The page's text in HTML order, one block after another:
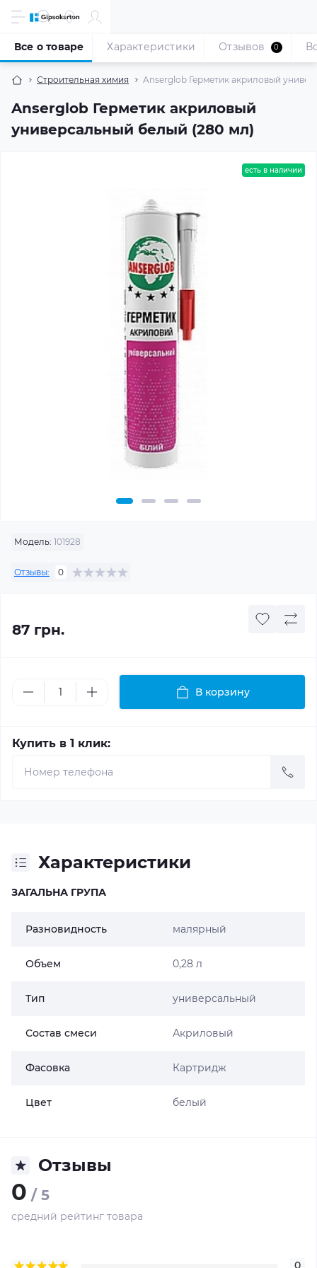
Строительная химия Anserglob Герметик акриловый
Anserglob Герметик акриловый
универсальный белый (280 мл)
Все о товаре Характеристики Отзывов 0
есть в наличии
Модель: 101928
Отзывы: 0
87 грн.
В корзину
Купить в 1 клик:
Характеристики
ЗАГАЛЬНА ГРУПА
Разновидность малярный
Объем 0,28 л
Тип универсальный
Состав смеси Акриловый
Фасовка Картридж
Цвет белый
Отзывы
0 / 5
средний рейтинг товара
0